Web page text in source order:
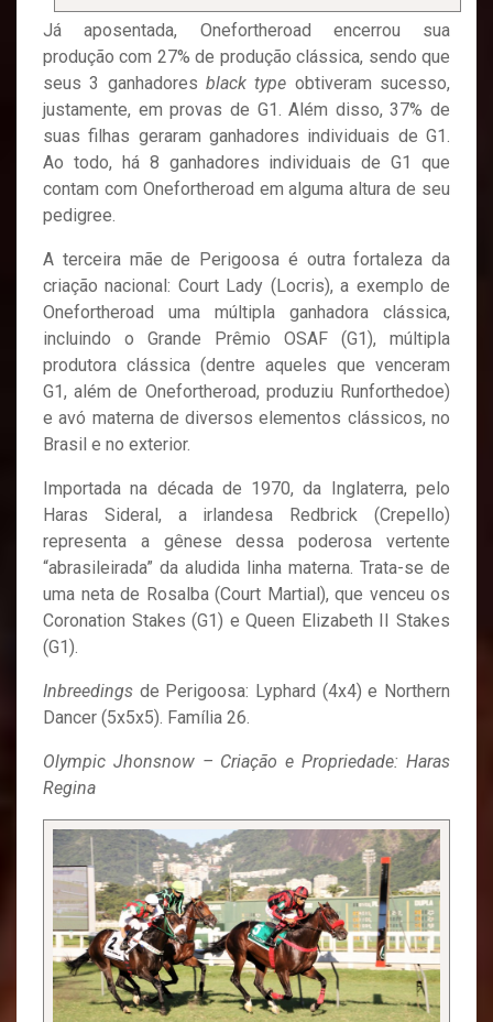
Já aposentada, Onefortheroad encerrou sua
produção com 27% de produção clássica, sendo que
seus 3 ganhadores black type obtiveram sucesso,
justamente, em provas de G1. Além disso, 37% de
suas filhas geraram ganhadores individuais de G1.
Ao todo, há 8 ganhadores individuais de G1 que
contam com Onefortheroad em alguma altura de seu
pedigree.
A terceira mãe de Perigoosa é outra fortaleza da
criação nacional: Court Lady (Locris), a exemplo de
Onefortheroad uma múltipla ganhadora clássica,
incluindo o Grande Prêmio OSAF (G1), múltipla
produtora clássica (dentre aqueles que venceram
G1, além de Onefortheroad, produziu Runforthedoe)
e avó materna de diversos elementos clássicos, no
Brasil e no exterior.
Importada na década de 1970, da Inglaterra, pelo
Haras Sideral, a irlandesa Redbrick (Crepello)
representa a gênese dessa poderosa vertente
“abrasileirada” da aludida linha materna. Trata-se de
uma neta de Rosalba (Court Martial), que venceu os
Coronation Stakes (G1) e Queen Elizabeth II Stakes
(G1).
Inbreedings de Perigoosa: Lyphard (4x4) e Northern
Dancer (5x5x5). Família 26.
Olympic Jhonsnow – Criação e Propriedade: Haras
Regina